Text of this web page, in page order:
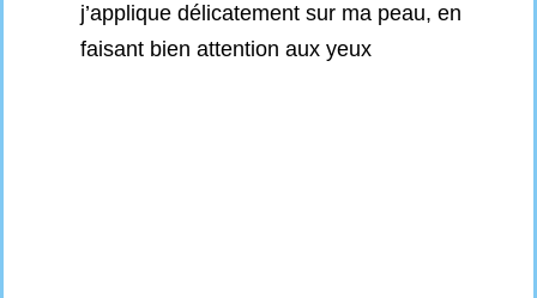
j’applique délicatement sur ma peau, en
faisant bien attention aux yeux